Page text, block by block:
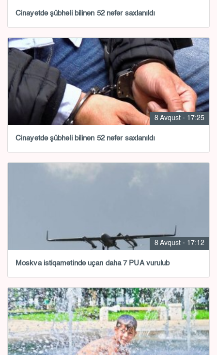
Cinayətdə şübhəli bilinən 52 nəfər saxlanıldı
8 Avqust - 17:25
Cinayətdə şübhəli bilinən 52 nəfər saxlanıldı
8 Avqust - 17:12
Moskva istiqamətində uçan daha 7 PUA vurulub